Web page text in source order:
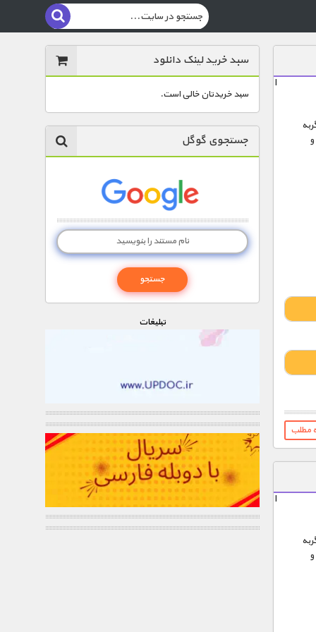
ا
مطلب
ا
سبد خرید لینک دانلود
سبد خریدتان خالی است.
جستجوی گوگل
تبليغات